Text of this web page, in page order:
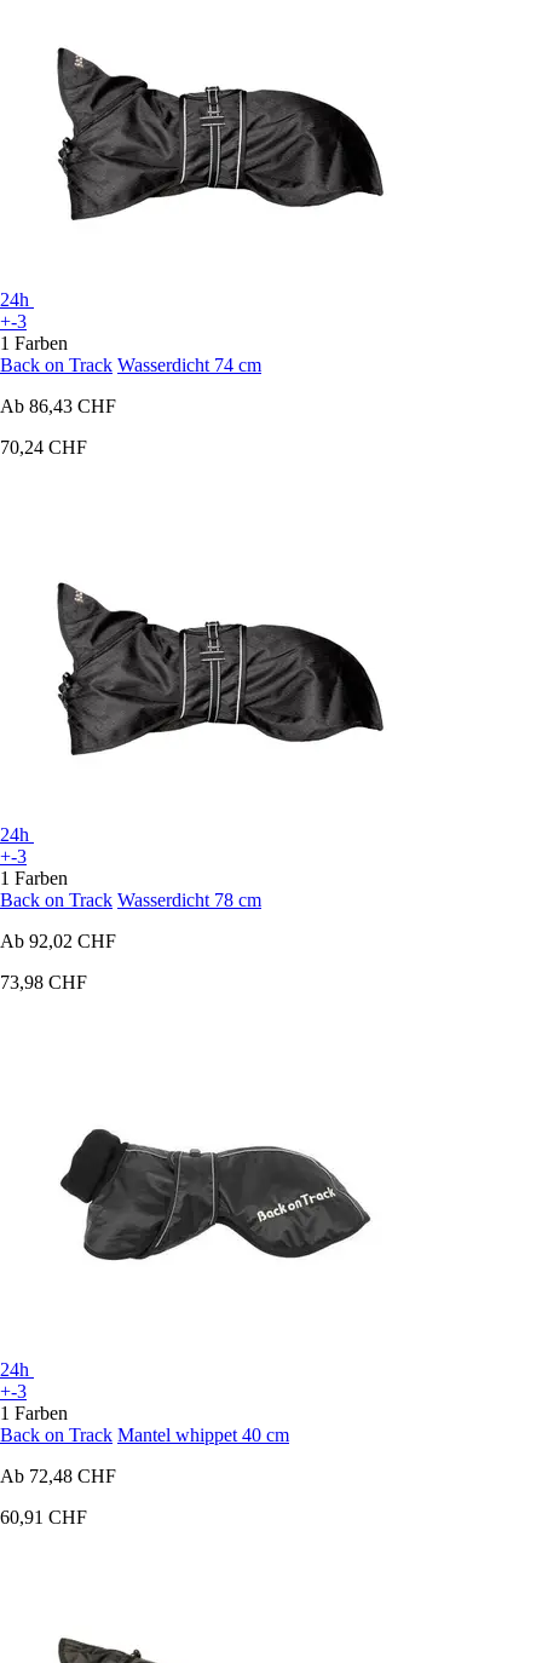
24h
+-3
1 Farben
Back on Track Wasserdicht 74 cm
Ab 86,43 CHF
70,24 CHF
24h
+-3
1 Farben
Back on Track Wasserdicht 78 cm
Ab 92,02 CHF
73,98 CHF
24h
+-3
1 Farben
Back on Track Mantel whippet 40 cm
Ab 72,48 CHF
60,91 CHF